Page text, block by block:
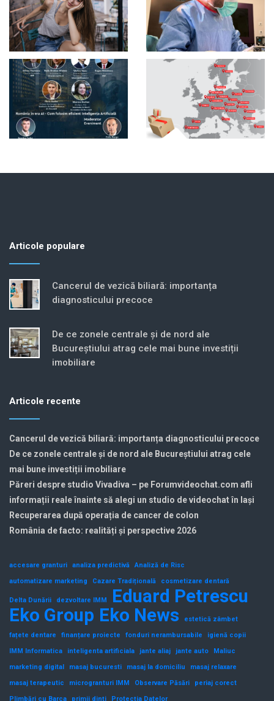
Articole populare
Cancerul de vezică biliară: importanța
diagnosticului precoce
De ce zonele centrale și de nord ale
Bucureștiului atrag cele mai bune investiții
imobiliare
Articole recente
Cancerul de vezică biliară: importanța diagnosticului precoce
De ce zonele centrale și de nord ale Bucureștiului atrag cele
mai bune investiții imobiliare
Păreri despre studio Vivadiva – pe Forumvideochat.com afli
informații reale înainte să alegi un studio de videochat în Iași
Recuperarea după operația de cancer de colon
România de facto: realități și perspective 2026
accesare granturi analiza predictivă
Analiză de Risc
automatizare marketing
Cazare Tradițională cosmetizare dentară
Delta Dunării dezvoltare IMM
Eduard Petrescu
Eko Group Eko News
estetică zâmbet
fațete dentare
finanțare proiecte fonduri nerambursabile
igienă copii
IMM Informatica
inteligenta artificiala jante aliaj jante auto
Maliuc
marketing digital
masaj bucuresti masaj la domiciliu
masaj relaxare
masaj terapeutic
microgranturi IMM Observare Păsări
periaj corect
Plimbări cu Barca
primii dinți Protecția Datelor